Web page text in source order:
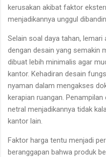
kerusakan akibat faktor
menjadikannya unggul
Selain soal daya tahan,
dengan desain yang semakin
dibuat lebih minimalis agar
kantor. Kehadiran desain
nyaman dalam mengakses
kerapian ruangan.
netral menjadikannya tidak
kantor lain.
Faktor harga tentu menjadi
beranggapan bahwa produk